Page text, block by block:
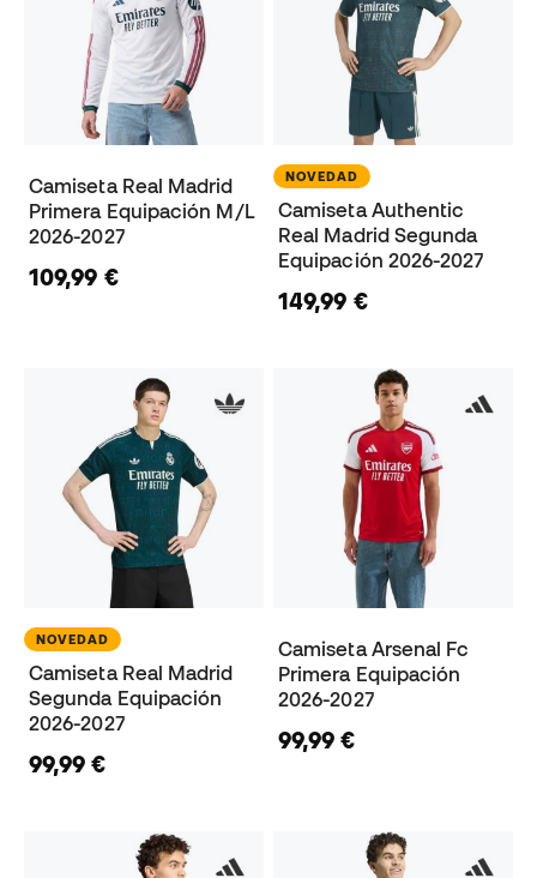
Camiseta Real Madrid
Primera Equipación M/L
2026-2027
109,99 €
NOVEDAD
Camiseta Authentic
Real Madrid Segunda
Equipación 2026-2027
149,99 €
NOVEDAD
Camiseta Real Madrid
Segunda Equipación
2026-2027
99,99 €
Camiseta Arsenal Fc
Primera Equipación
2026-2027
99,99 €